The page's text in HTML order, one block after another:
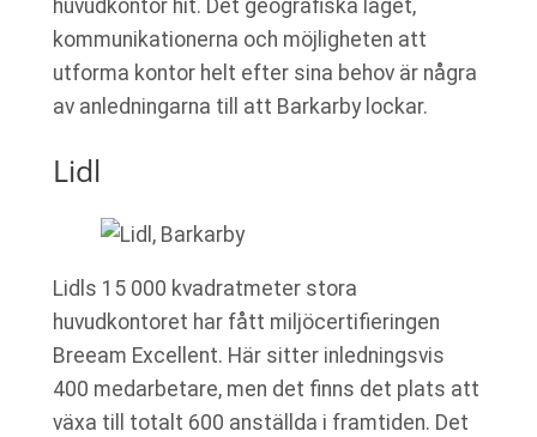
huvudkontor hit. Det geografiska läget,
kommunikationerna och möjligheten att
utforma kontor helt efter sina behov är några
av anledningarna till att Barkarby lockar.
Lidl
Lidls 15 000 kvadratmeter stora
huvudkontoret har fått miljöcertifieringen
Breeam Excellent. Här sitter inledningsvis
400 medarbetare, men det finns det plats att
växa till totalt 600 anställda i framtiden. Det